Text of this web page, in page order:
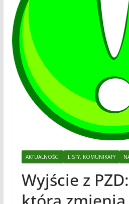
AKTUALNOŚCI LISTY, KOMUNIKATY
Wyjście z